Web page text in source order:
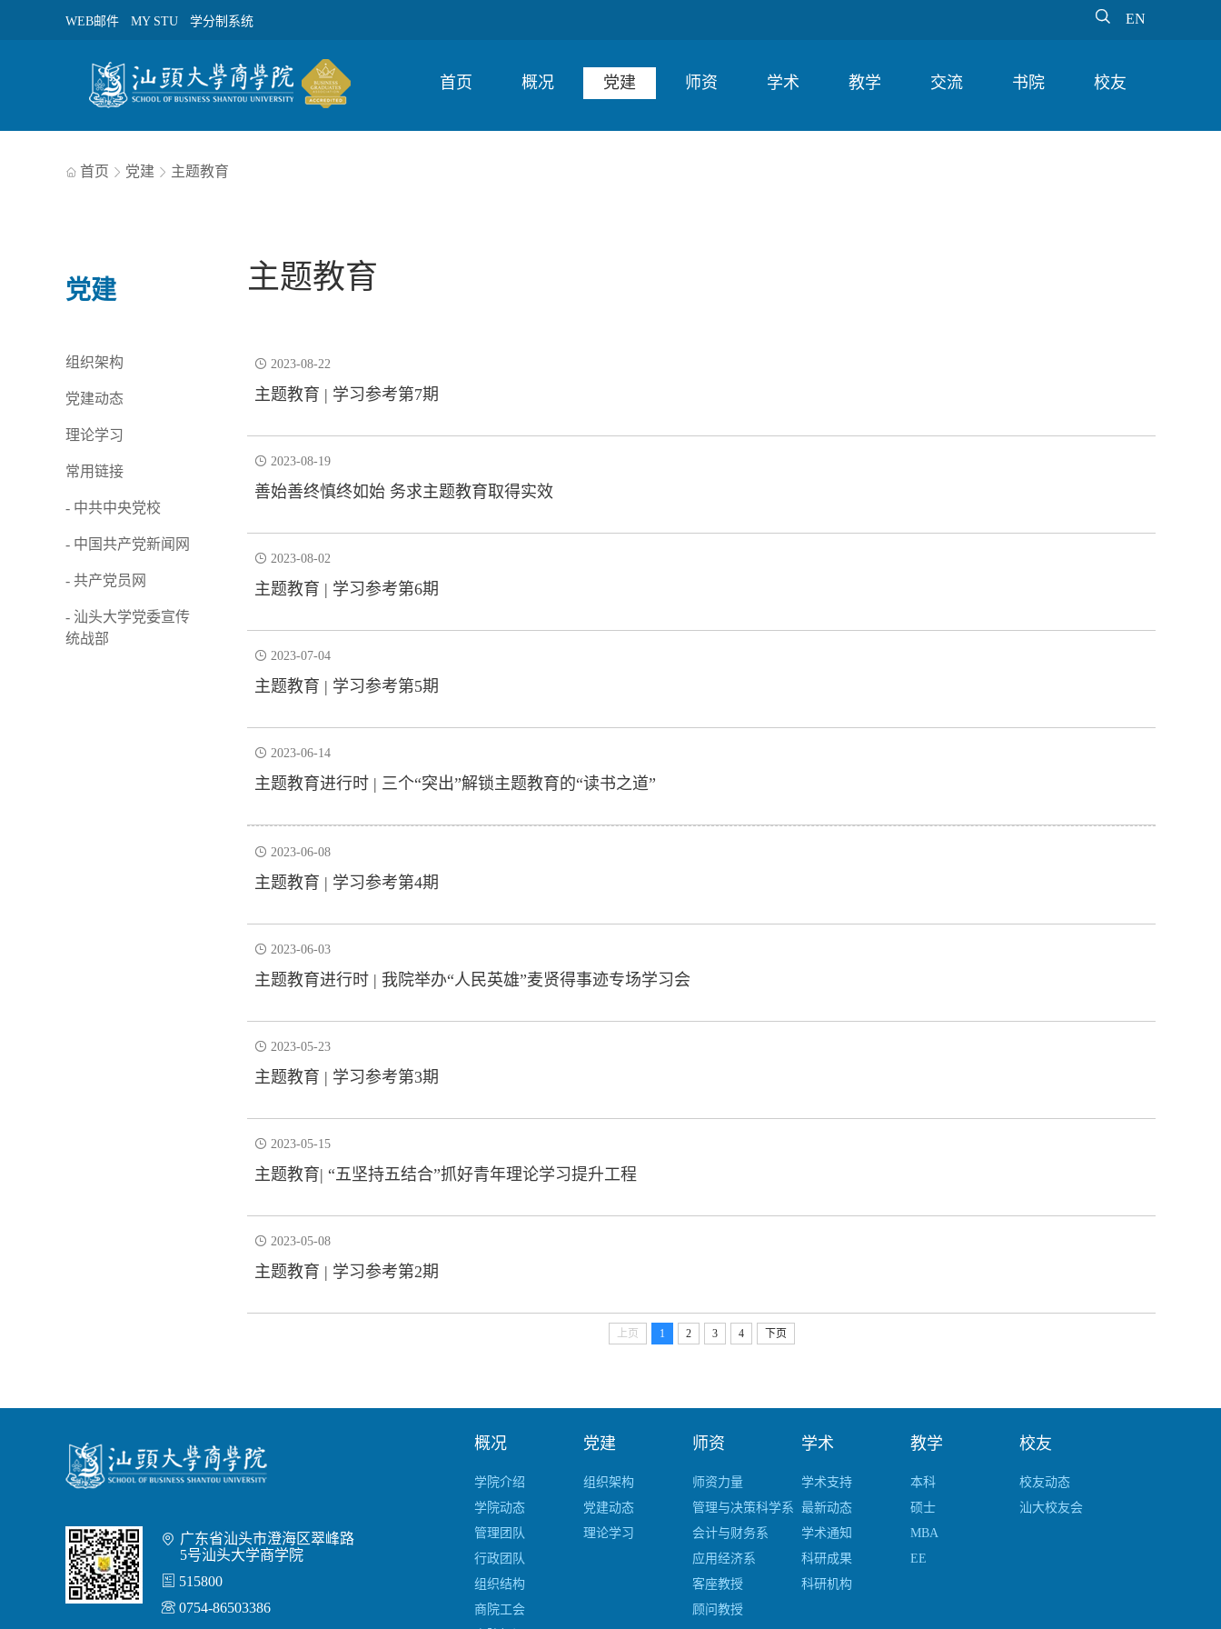
WEB邮件 MY STU 学分制系统  EN
首页 概况 党建 师资 学术 教学 交流 书院 校友
 首页  党建  主题教育
党建
组织架构
党建动态
理论学习
常用链接
- 中共中央党校
- 中国共产党新闻网
- 共产党员网
- 汕头大学党委宣传
统战部
主题教育
 2023-08-22
主题教育 | 学习参考第7期
 2023-08-19
善始善终慎终如始 务求主题教育取得实效
 2023-08-02
主题教育 | 学习参考第6期
 2023-07-04
主题教育 | 学习参考第5期
 2023-06-14
主题教育进行时 | 三个“突出”解锁主题教育的“读书之道”
 2023-06-08
主题教育 | 学习参考第4期
 2023-06-03
主题教育进行时 | 我院举办“人民英雄”麦贤得事迹专场学习会
 2023-05-23
主题教育 | 学习参考第3期
 2023-05-15
主题教育| “五坚持五结合”抓好青年理论学习提升工程
 2023-05-08
主题教育 | 学习参考第2期
上页 1 2 3 4 下页
 广东省汕头市澄海区翠峰路
5号汕头大学商学院
 515800
 0754-86503386
概况
学院介绍
学院动态
管理团队
行政团队
组织结构
商院工会
党建
组织架构
党建动态
理论学习
师资
师资力量
管理与决策科学系
会计与财务系
应用经济系
客座教授
顾问教授
学术
学术支持
最新动态
学术通知
科研成果
科研机构
教学
本科
硕士
MBA
EE
校友
校友动态
汕大校友会